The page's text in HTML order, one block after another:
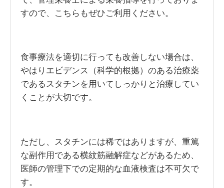
すので、こちらもぜひご利用ください。
食事療法を適切に行っても改善しない場合は、
やはりエビデンス（科学的根拠）のある治療薬
であるスタチンを用いてしっかりと治療してい
くことが大切です。
ただし、スタチンには稀ではありますが、重篤
な副作用である横紋筋融解症などがあるため、
医師の管理下での定期的な血液検査は不可欠で
す。